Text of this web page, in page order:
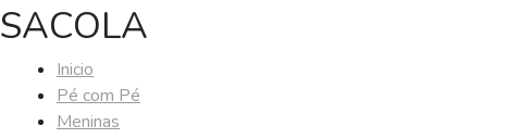
SACOLA
Inicio
Pé com Pé
Meninas